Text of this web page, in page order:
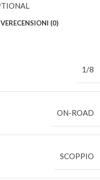
RECENSIONI (0)
1/8
ON-ROAD
SCOPPIO